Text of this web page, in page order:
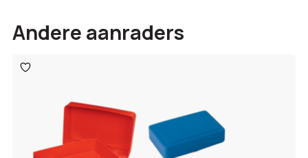
Andere aanraders
Toevoegen
aan